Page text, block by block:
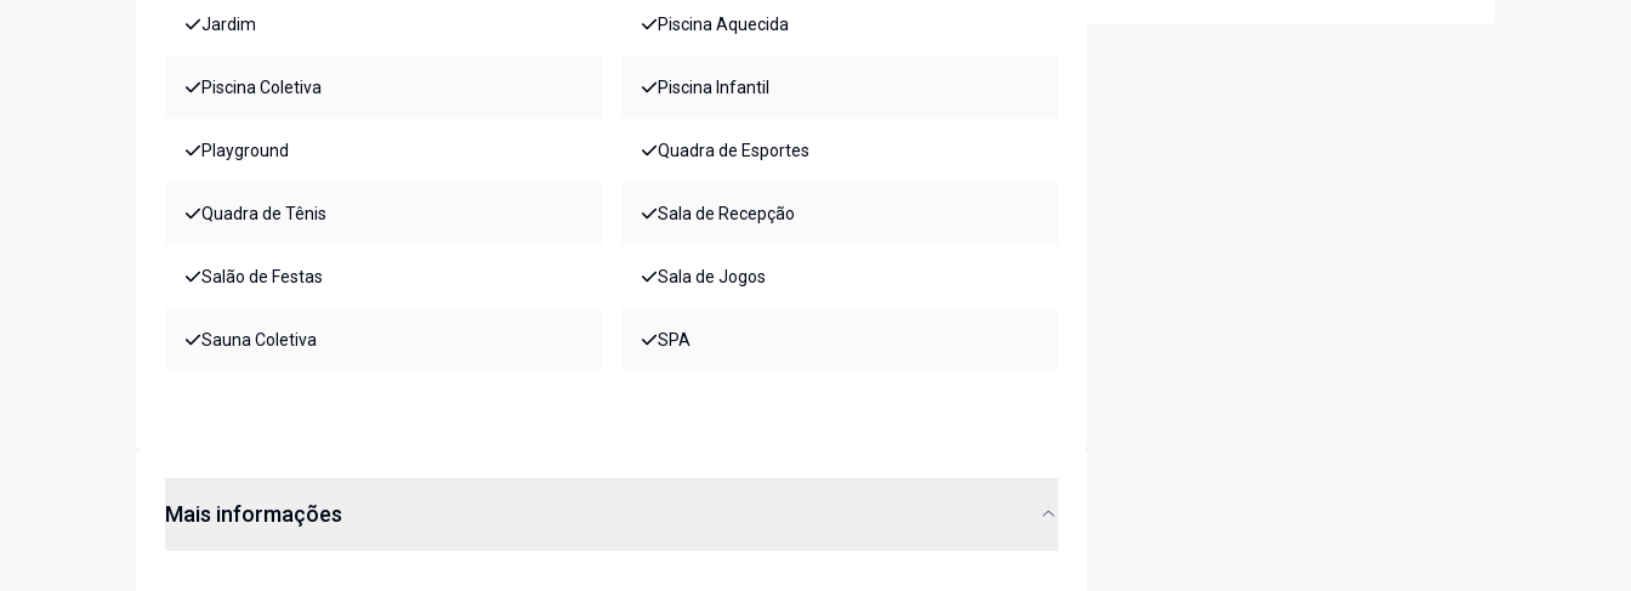
Jardim Piscina Aquecida
Piscina Coletiva Piscina Infantil
Playground Quadra de Esportes
Quadra de Tênis Sala de Recepção
Salão de Festas Sala de Jogos
Sauna Coletiva SPA
Mais informações